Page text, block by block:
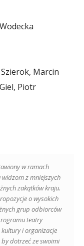
Marcin
Piotr
w ramach
z mniejszych
zakątków kraju.
o wysokich
grup odbiorców
teatry
i organizacje
dotrzeć ze swoimi